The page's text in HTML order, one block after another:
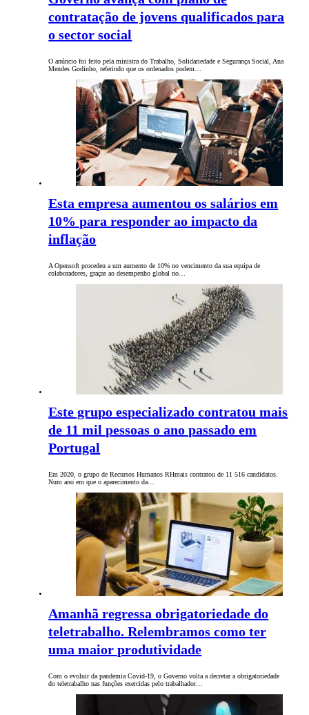
contratação de jovens qualificados para
o sector social
O anúncio foi feito pela ministra do Trabalho, Solidariedade e Segurança Social, Ana
Mendes Godinho, referindo que os ordenados podem…
Esta empresa aumentou os salários em
10% para responder ao impacto da
inflação
A Opensoft procedeu a um aumento de 10% no vencimento da sua equipa de
colaboradores, graças ao desempenho global no…
Este grupo especializado contratou mais
de 11 mil pessoas o ano passado em
Portugal
Em 2020, o grupo de Recursos Humanos RHmais contratou de 11 516 candidatos.
Num ano em que o aparecimento da…
Amanhã regressa obrigatoriedade do
teletrabalho. Relembramos como ter
uma maior produtividade
Com o evoluir da pandemia Covid-19, o Governo volta a decretar a obrigatoriedade
do teletrabalho nas funções exercidas pelo trabalhador…